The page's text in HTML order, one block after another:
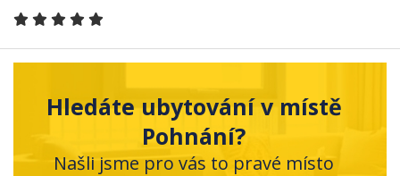
Hledáte ubytování v místě
Pohnání?
Našli jsme pro vás to pravé místo